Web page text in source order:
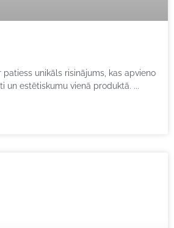
patiess unikāls risinājums, kas apvieno
un estētiskumu vienā produktā.